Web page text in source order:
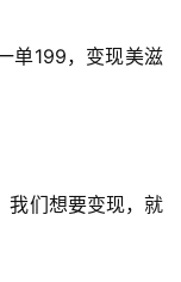
单199，变现美滋
我们想要变现，就